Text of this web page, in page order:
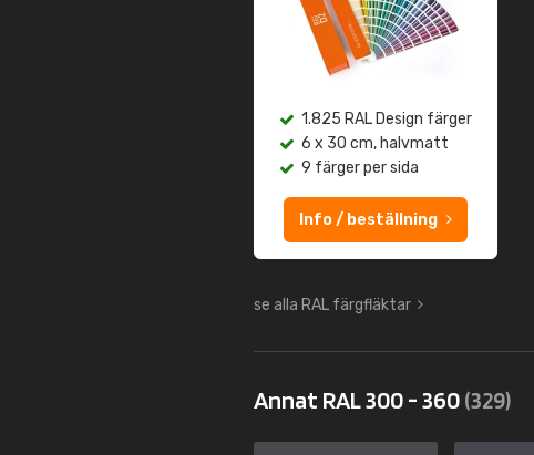
1.825 RAL Design färger
6 x 30 cm, halvmatt
9 färger per sida
Info / beställning
se alla RAL färgfläktar
Annat RAL 300 - 360(329)